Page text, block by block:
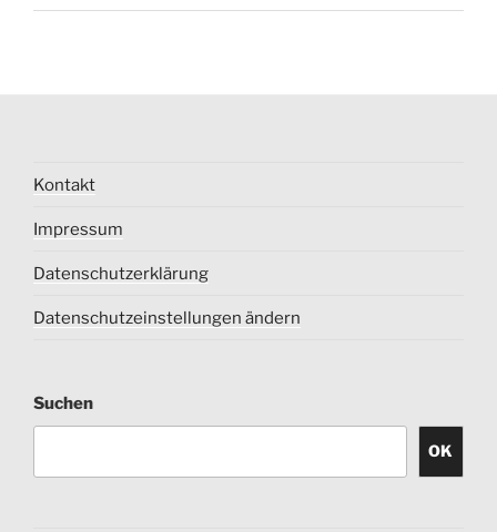
Kontakt
Impressum
Datenschutzerklärung
Datenschutzeinstellungen ändern
Suchen
OK